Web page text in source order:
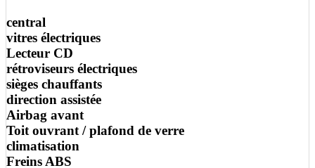
central
vitres électriques
Lecteur CD
rétroviseurs électriques
sièges chauffants
direction assistée
Airbag avant
Toit ouvrant / plafond de verre
climatisation
Freins ABS